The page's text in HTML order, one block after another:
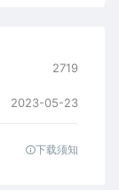
2719
2023-05-23
下载须知